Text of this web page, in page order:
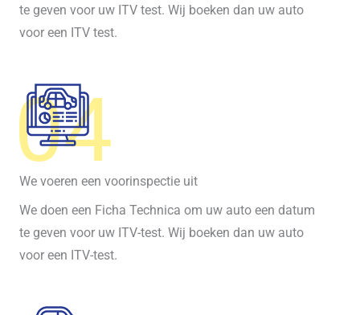
te geven voor uw ITV test. Wij boeken dan uw auto
voor een ITV test.
04
We voeren een voorinspectie uit
We doen een Ficha Technica om uw auto een datum
te geven voor uw ITV-test. Wij boeken dan uw auto
voor een ITV-test.